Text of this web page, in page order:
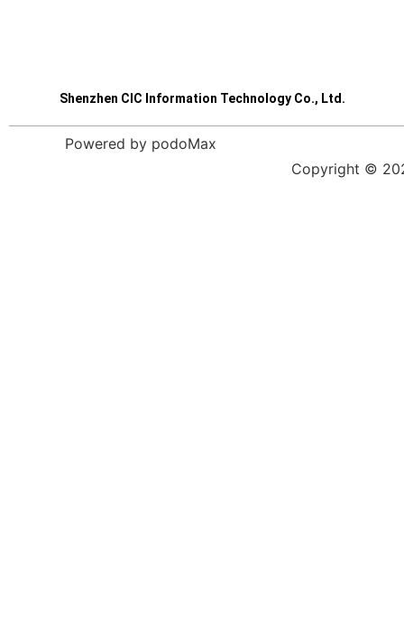
Shenzhen CIC Information Technology Co., Ltd.
Powered by podoMax
Copyright ©